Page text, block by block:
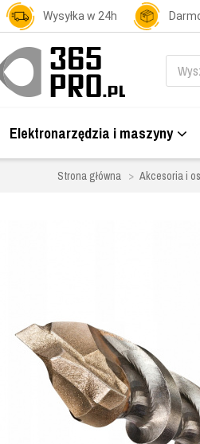
Wysyłka w 24h
Elektronarzędzia i maszyny
Strona główna Akcesoria i